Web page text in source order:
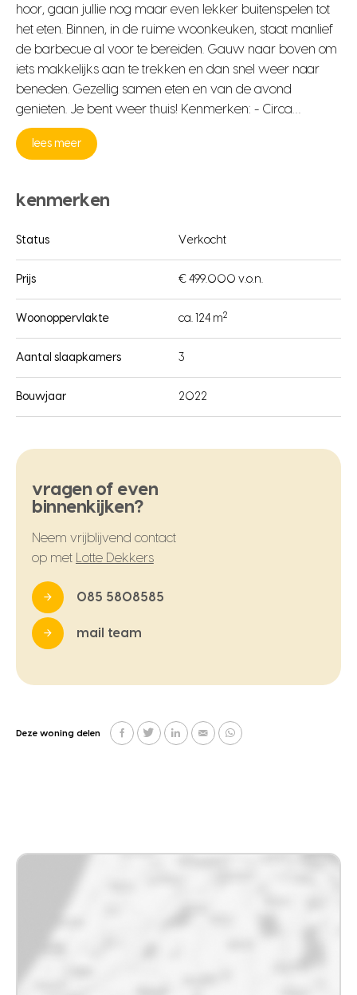
hoor, gaan jullie nog maar even lekker buitenspelen tot
het eten. Binnen, in de ruime woonkeuken, staat manlief
de barbecue al voor te bereiden. Gauw naar boven om
iets makkelijks aan te trekken en dan snel weer naar
beneden. Gezellig samen eten en van de avond
genieten. Je bent weer thuis! Kenmerken: - Circa…
lees meer
kenmerken
Status Verkocht
Prijs € 499.000 v.o.n.
Woonoppervlakte ca. 124 m2
Aantal slaapkamers 3
Bouwjaar 2022
vragen of even
binnenkijken?
Neem vrijblijvend contact
op met
Lotte Dekkers
085 5808585
mail team
Deze woning delen